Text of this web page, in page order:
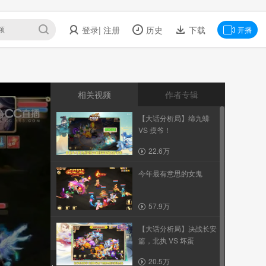
登录| 注册 历史 下载 开播
相关视频 作者专辑
【大话分析局】缔九蟒
VS 摸爷！
22.6万
今年最有意思的女鬼
57.9万
【大话分析局】决战长安
篇，北执 VS 坏蛋
20.5万